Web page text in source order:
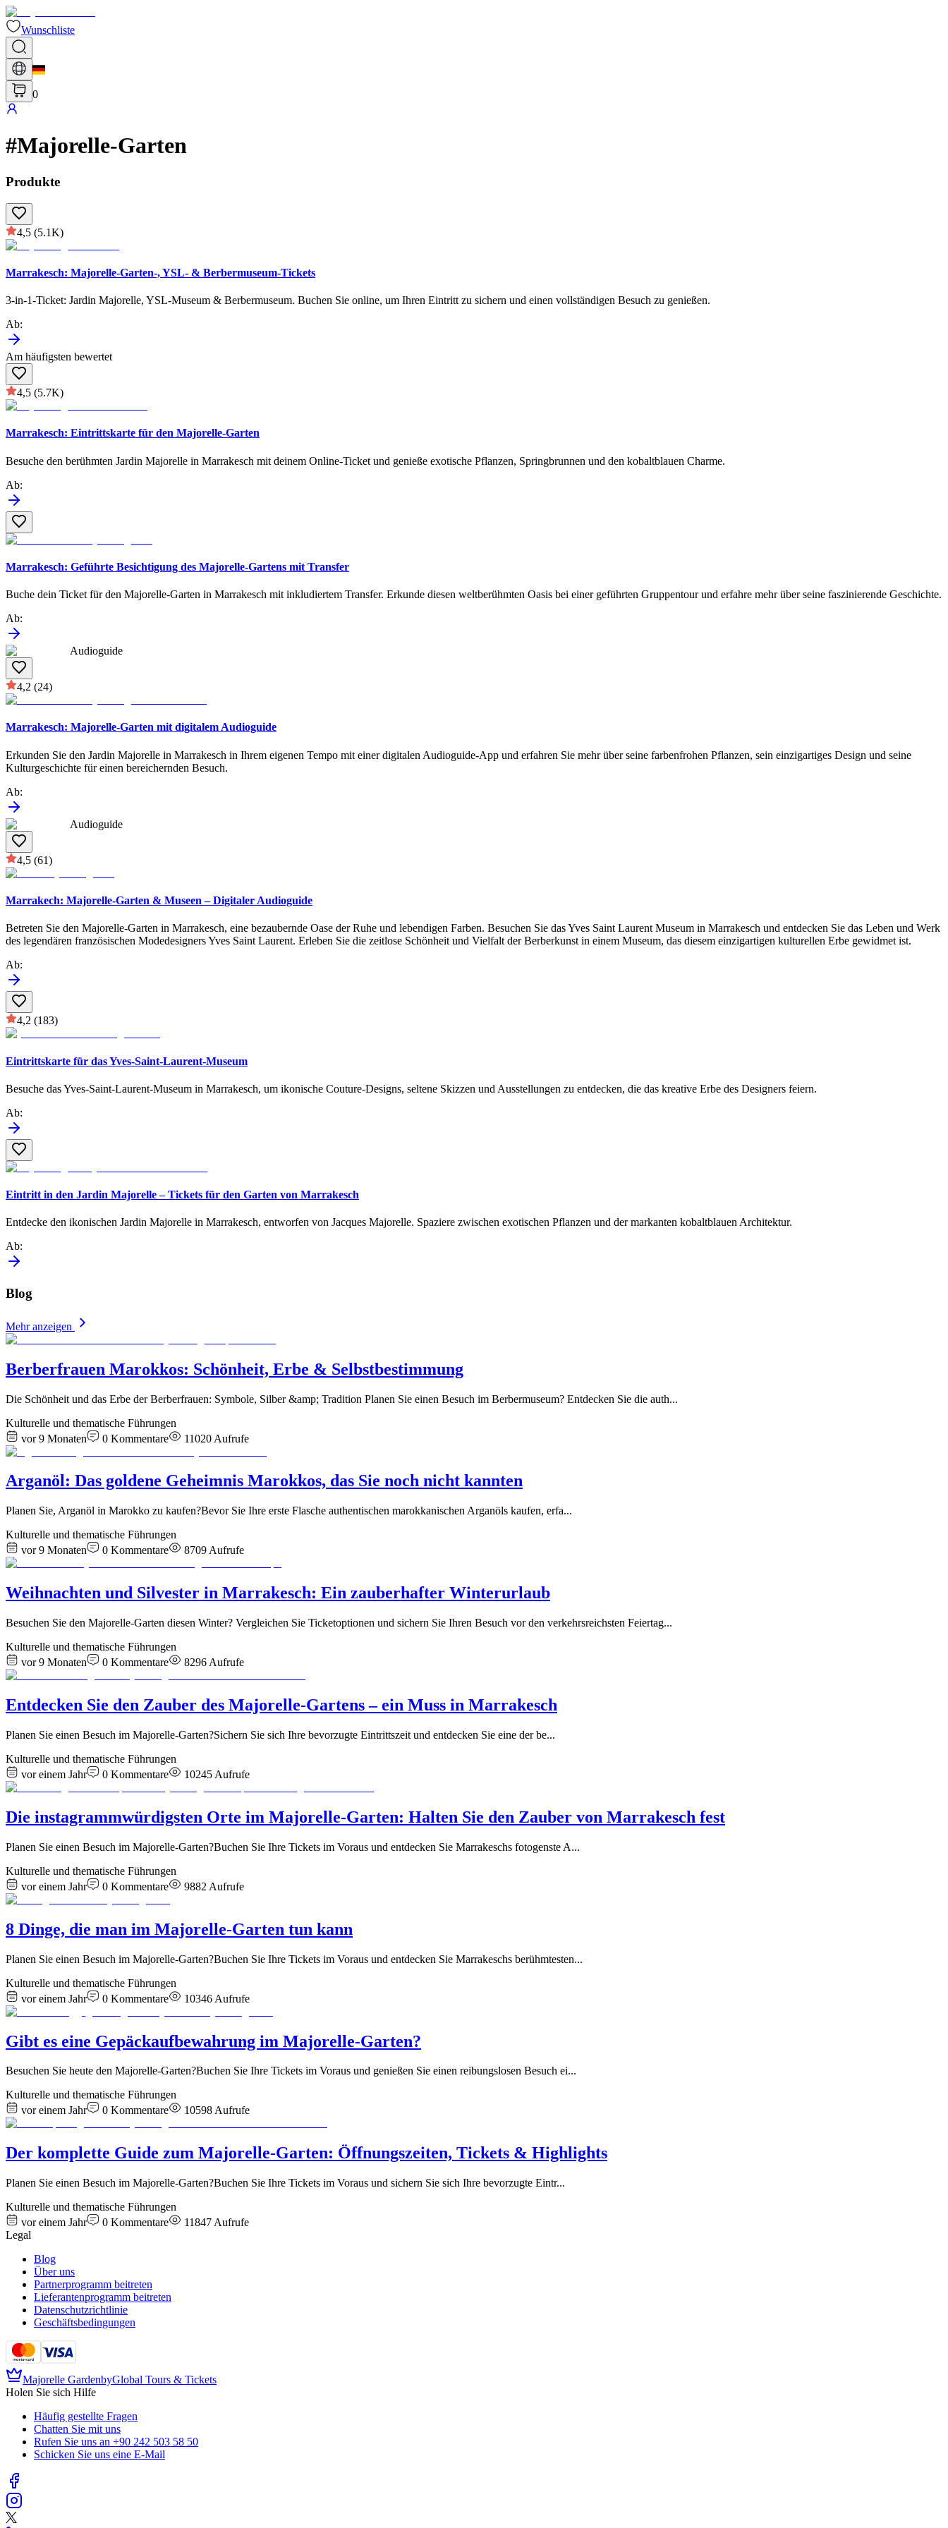
Wunschliste
0
#Majorelle-Garten
Produkte
4,5 (5.1K)
Marrakesch: Majorelle-Garten-, YSL- & Berbermuseum-Tickets
3-in-1-Ticket: Jardin Majorelle, YSL-Museum & Berbermuseum. Buchen Sie online, um Ihren Eintritt zu sichern und einen vollständigen Besuch zu genießen.
Ab:
Am häufigsten bewertet
4,5 (5.7K)
Marrakesch: Eintrittskarte für den Majorelle-Garten
Besuche den berühmten Jardin Majorelle in Marrakesch mit deinem Online-Ticket und genieße exotische Pflanzen, Springbrunnen und den kobaltblauen Charme.
Ab:
Marrakesch: Geführte Besichtigung des Majorelle-Gartens mit Transfer
Buche dein Ticket für den Majorelle-Garten in Marrakesch mit inkludiertem Transfer. Erkunde diesen weltberühmten Oasis bei einer geführten Gruppentour und erfahre mehr über seine faszinierende Geschichte.
Ab:
Audioguide
4,2 (24)
Marrakesch: Majorelle-Garten mit digitalem Audioguide
Erkunden Sie den Jardin Majorelle in Marrakesch in Ihrem eigenen Tempo mit einer digitalen Audioguide-App und erfahren Sie mehr über seine farbenfrohen Pflanzen, sein einzigartiges Design und seine
Kulturgeschichte für einen bereichernden Besuch.
Ab:
Audioguide
4,5 (61)
Marrakech: Majorelle-Garten & Museen – Digitaler Audioguide
Betreten Sie den Majorelle-Garten in Marrakesch, eine bezaubernde Oase der Ruhe und lebendigen Farben. Besuchen Sie das Yves Saint Laurent Museum in Marrakesch und entdecken Sie das Leben und Werk
des legendären französischen Modedesigners Yves Saint Laurent. Erleben Sie die zeitlose Schönheit und Vielfalt der Berberkunst in einem Museum, das diesem einzigartigen kulturellen Erbe gewidmet ist.
Ab:
4,2 (183)
Eintrittskarte für das Yves-Saint-Laurent-Museum
Besuche das Yves-Saint-Laurent-Museum in Marrakesch, um ikonische Couture-Designs, seltene Skizzen und Ausstellungen zu entdecken, die das kreative Erbe des Designers feiern.
Ab:
Eintritt in den Jardin Majorelle – Tickets für den Garten von Marrakesch
Entdecke den ikonischen Jardin Majorelle in Marrakesch, entworfen von Jacques Majorelle. Spaziere zwischen exotischen Pflanzen und der markanten kobaltblauen Architektur.
Ab:
Blog
Mehr anzeigen
Berberfrauen Marokkos: Schönheit, Erbe & Selbstbestimmung
Die Schönheit und das Erbe der Berberfrauen: Symbole, Silber &amp; Tradition Planen Sie einen Besuch im Berbermuseum? Entdecken Sie die auth...
Kulturelle und thematische Führungen
vor 9 Monaten
0 Kommentare 11020 Aufrufe
Arganöl: Das goldene Geheimnis Marokkos, das Sie noch nicht kannten
Planen Sie, Arganöl in Marokko zu kaufen?Bevor Sie Ihre erste Flasche authentischen marokkanischen Arganöls kaufen, erfa...
Kulturelle und thematische Führungen
vor 9 Monaten
0 Kommentare 8709 Aufrufe
Weihnachten und Silvester in Marrakesch: Ein zauberhafter Winterurlaub
Besuchen Sie den Majorelle-Garten diesen Winter? Vergleichen Sie Ticketoptionen und sichern Sie Ihren Besuch vor den verkehrsreichsten Feiertag...
Kulturelle und thematische Führungen
vor 9 Monaten
0 Kommentare 8296 Aufrufe
Entdecken Sie den Zauber des Majorelle-Gartens – ein Muss in Marrakesch
Planen Sie einen Besuch im Majorelle-Garten?Sichern Sie sich Ihre bevorzugte Eintrittszeit und entdecken Sie eine der be...
Kulturelle und thematische Führungen
vor einem Jahr
0 Kommentare 10245 Aufrufe
Die instagrammwürdigsten Orte im Majorelle-Garten: Halten Sie den Zauber von Marrakesch fest
Planen Sie einen Besuch im Majorelle-Garten?Buchen Sie Ihre Tickets im Voraus und entdecken Sie Marrakeschs fotogenste A...
Kulturelle und thematische Führungen
vor einem Jahr
0 Kommentare 9882 Aufrufe
8 Dinge, die man im Majorelle-Garten tun kann
Planen Sie einen Besuch im Majorelle-Garten?Buchen Sie Ihre Tickets im Voraus und entdecken Sie Marrakeschs berühmtesten...
Kulturelle und thematische Führungen
vor einem Jahr
0 Kommentare 10346 Aufrufe
Gibt es eine Gepäckaufbewahrung im Majorelle-Garten?
Besuchen Sie heute den Majorelle-Garten?Buchen Sie Ihre Tickets im Voraus und genießen Sie einen reibungslosen Besuch ei...
Kulturelle und thematische Führungen
vor einem Jahr
0 Kommentare 10598Aufrufe
Der komplette Guide zum Majorelle-Garten: Öffnungszeiten, Tickets & Highlights
Planen Sie einen Besuch im Majorelle-Garten?Buchen Sie Ihre Tickets im Voraus und sichern Sie sich Ihre bevorzugte Eintr...
Kulturelle und thematische Führungen
vor einem Jahr
0 Kommentare 11847 Aufrufe
Legal
Blog
Über uns
Partnerprogramm beitreten
Lieferantenprogramm beitreten
Datenschutzrichtlinie
Geschäftsbedingungen
Majorelle GardenbyGlobal Tours & Tickets
Holen Sie sich Hilfe
Häufig gestellte Fragen
Chatten Sie mit uns
Rufen Sie uns an +90 242 503 58 50
Schicken Sie uns eine E-Mail